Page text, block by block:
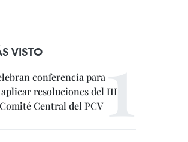
VISTO
conferencia para
resoluciones del III
Central del PCV